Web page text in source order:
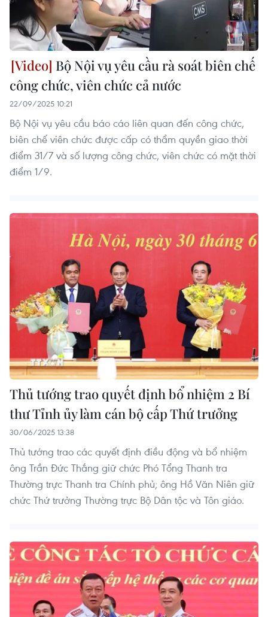
Bộ Nội vụ yêu cầu rà soát biên chế
công chức, viên chức cả nước
22/09/2025 10:21
Bộ Nội vụ yêu cầu báo cáo liên quan đến công chức,
biên chế viên chức được cấp có thẩm quyền giao thời
điểm 31/7 và số lượng công chức, viên chức có mặt thời
điểm 1/9.
Thủ tướng trao quyết định bổ nhiệm 2 Bí
thư Tỉnh ủy làm cán bộ cấp Thứ trưởng
30/06/2025 13:38
Thủ tướng trao các quyết định điều động và bổ nhiệm
ông Trần Đức Thắng giữ chức Phó Tổng Thanh tra
Thường trực Thanh tra Chính phủ; ông Hồ Văn Niên giữ
chức Thứ trưởng Thường trực Bộ Dân tộc và Tôn giáo.